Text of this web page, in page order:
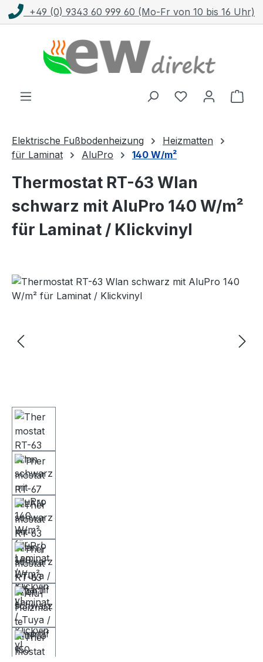
Zum Hauptinhalt springen
10 bis 16 Uhr) Kostenloser Versand mit
Elektrische Fußbodenheizung
Heizmatten
für Laminat
AluPro 140 W/m²
Thermostat RT-63 Wlan
schwarz mit AluPro 140 W/m²
für Laminat / Klickvinyl
Bildergalerie überspringen